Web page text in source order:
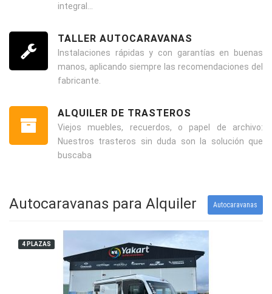
integral...
TALLER AUTOCARAVANAS
Instalaciones rápidas y con garantías en buenas
manos, aplicando siempre las recomendaciones del
fabricante.
ALQUILER DE TRASTEROS
Viejos muebles, recuerdos, o papel de archivo:
Nuestros trasteros sin duda son la solución que
buscaba
Autocaravanas
Autocaravanas para Alquiler
4 PLAZAS